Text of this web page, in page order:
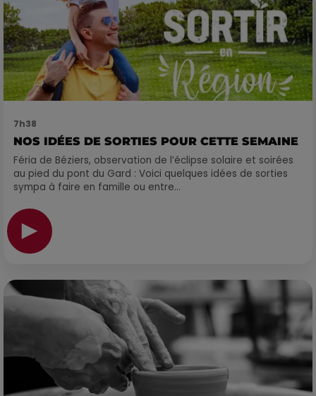
7h38
NOS IDÉES DE SORTIES POUR CETTE SEMAINE
Féria de Béziers, observation de l’éclipse solaire et soirées
au pied du pont du Gard : Voici quelques idées de sorties
sympa à faire en famille ou entre...